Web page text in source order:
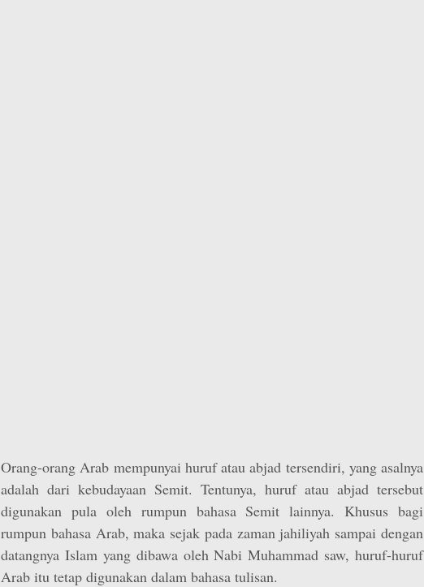
Orang-orang Arab mempunyai huruf atau abjad tersendiri, yang asalnya
adalah dari kebudayaan Semit. Tentunya, huruf atau abjad tersebut
digunakan pula oleh rumpun bahasa Semit lainnya. Khusus bagi
rumpun bahasa Arab, maka sejak pada zaman jahiliyah sampai dengan
datangnya Islam yang dibawa oleh Nabi Muhammad saw, huruf-huruf
Arab itu tetap digunakan dalam bahasa tulisan.